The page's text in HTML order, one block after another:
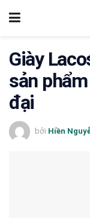
Giày
sản
đại
bởi Hiền